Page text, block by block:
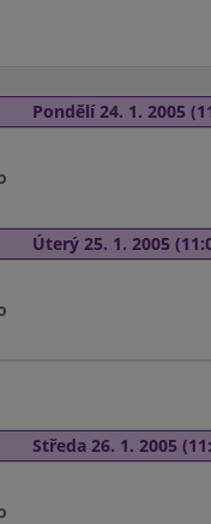
Pondělí 24. 1. 2005
Úterý 25. 1. 2005
Středa 26. 1. 2005